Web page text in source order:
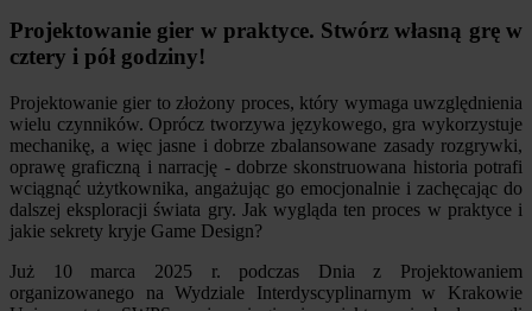
Projektowanie gier w praktyce. Stwórz własną grę w
cztery i pół godziny!
Projektowanie gier to złożony proces, który wymaga uwzględnienia
wielu czynników. Oprócz tworzywa językowego, gra wykorzystuje
mechanikę, a więc jasne i dobrze zbalansowane zasady rozgrywki,
oprawę graficzną i narrację - dobrze skonstruowana historia potrafi
wciągnąć użytkownika, angażując go emocjonalnie i zachęcając do
dalszej eksploracji świata gry. Jak wygląda ten proces w praktyce i
jakie sekrety kryje Game Design?
Już 10 marca 2025 r. podczas Dnia z Projektowaniem
organizowanego na Wydziale Interdyscyplinarnym w Krakowie